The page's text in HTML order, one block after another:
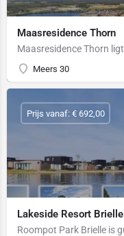
Maasresidence Thorn
Meers 30
Lakeside Resort Brielle
Prijs vanaf: € 692,00